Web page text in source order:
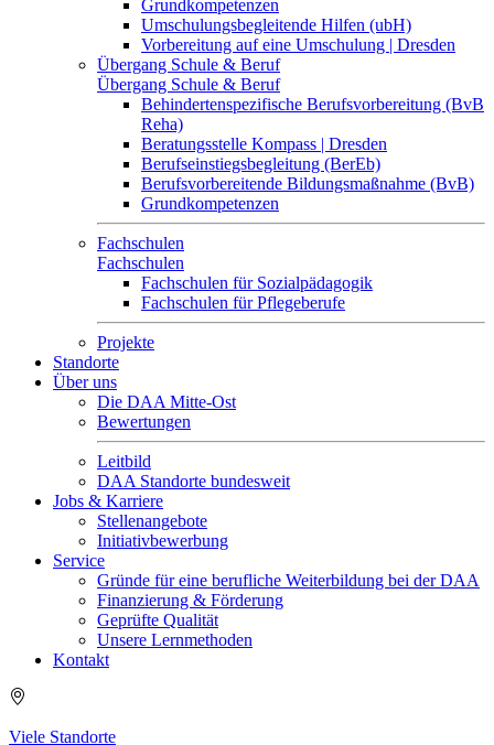
Grundkompetenzen
Umschulungsbegleitende Hilfen (ubH)
Vorbereitung auf eine Umschulung | Dresden
Übergang Schule & Beruf
Übergang Schule & Beruf
Behindertenspezifische Berufsvorbereitung (BvB
Reha)
Beratungsstelle Kompass | Dresden
Berufseinstiegsbegleitung (BerEb)
Berufsvorbereitende Bildungsmaßnahme (BvB)
Grundkompetenzen
Fachschulen
Fachschulen
Fachschulen für Sozialpädagogik
Fachschulen für Pflegeberufe
Projekte
Standorte
Über uns
Die DAA Mitte-Ost
Bewertungen
Leitbild
DAA Standorte bundesweit
Jobs & Karriere
Stellenangebote
Initiativbewerbung
Service
Gründe für eine berufliche Weiterbildung bei der DAA
Finanzierung & Förderung
Geprüfte Qualität
Unsere Lernmethoden
Kontakt
Viele Standorte